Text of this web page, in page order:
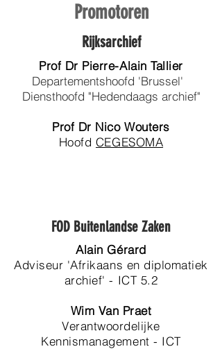
Promotoren
Rijksarchief
Prof Dr Pierre-Alain Tallier
Departementshoofd 'Brussel'
Diensthoofd "Hedendaags archief"
Prof Dr Nico Wouters
Hoofd CEGESOMA
FOD Buitenlandse Zaken
Alain Gérard
Adviseur 'Afrikaans en diplomatiek
archief' - ICT 5.2
Wim Van Praet
Verantwoordelijke
Kennismanagement - ICT